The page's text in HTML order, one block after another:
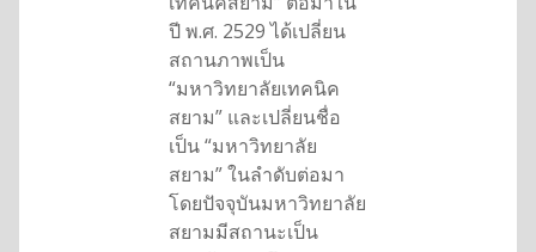
ปี พ.ศ. 2529 ได้เปลี่ยน
สถานภาพเป็น
“มหาวิทยาลัยเทคนิค
สยาม” และเปลี่ยนชื่อ
เป็น “มหาวิทยาลัย
สยาม” ในลำดับต่อมา
โดยปัจจุบันมหาวิทยาลัย
สยามมีสถานะเป็น